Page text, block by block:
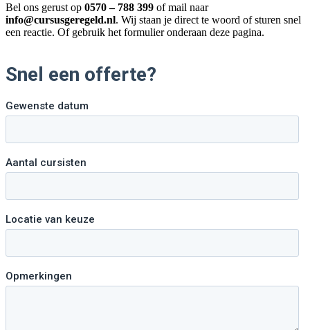
Bel ons gerust op 0570 – 788 399 of mail naar
info@cursusgeregeld.nl. Wij staan je direct te woord of sturen snel
een reactie. Of gebruik het formulier onderaan deze pagina.